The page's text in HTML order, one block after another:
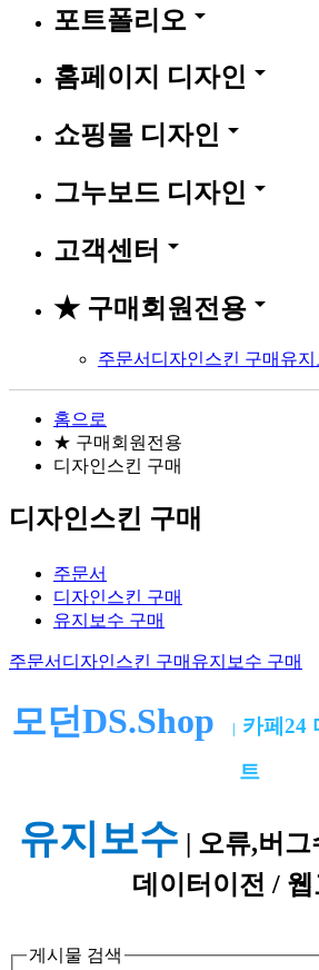
포트폴리오 arrow_drop_down
홈페이지 디자인 arrow_drop_down
쇼핑몰 디자인 arrow_drop_down
그누보드 디자인 arrow_drop_down
고객센터 arrow_drop_down
★ 구매회원전용 arrow_drop_down
주문서 디자인스킨 구매 유지
홈으로
★ 구매회원전용
디자인스킨 구매
디자인스킨 구매
주문서
디자인스킨 구매
유지보수 구매
주문서 디자인스킨 구매 유지보수 구매
모던DS.Shop
카페24
트
유지보수 | 오류,버
데이터이전 /
게시물 검색